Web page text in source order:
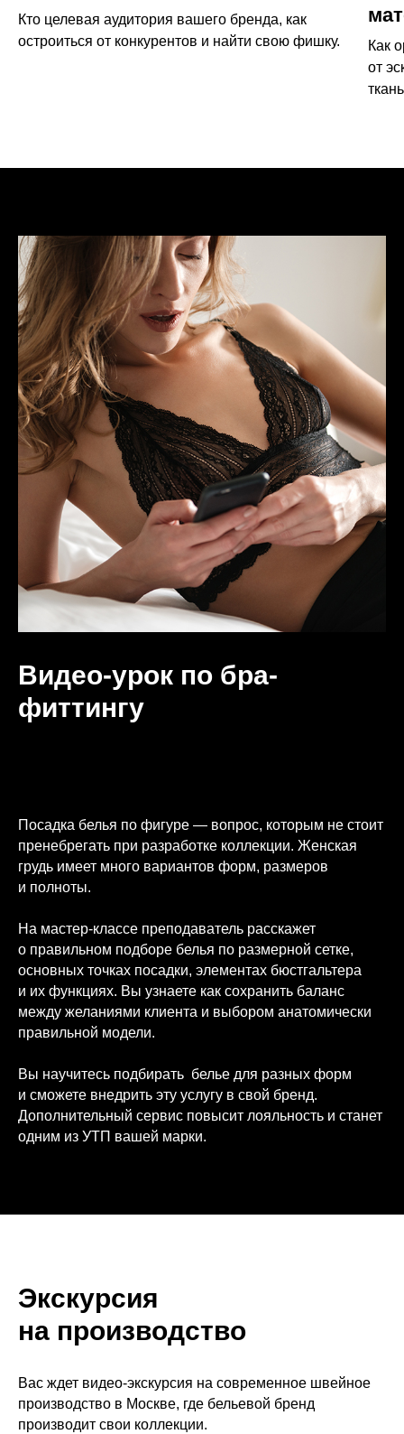
Кто целевая аудитория вашего бренда, как
остроиться от конкурентов и найти свою фишку.
Как
от
Видео-урок по бра-
фиттингу
Посадка белья по фигуре — вопрос, которым не стоит
пренебрегать при разработке коллекции. Женская
грудь имеет много вариантов форм, размеров
и полноты.
На мастер-классе преподаватель расскажет
о правильном подборе белья по размерной сетке,
основных точках посадки, элементах бюстгальтера
и их функциях. Вы узнаете как сохранить баланс
между желаниями клиента и выбором анатомически
правильной модели.
Вы научитесь подбирать белье для разных форм
и сможете внедрить эту услугу в свой бренд.
Дополнительный сервис повысит лояльность и станет
одним из УТП вашей марки.
Экскурсия
на производство
Вас ждет видео-экскурсия на современное швейное
производство в Москве, где бельевой бренд
производит свои коллекции.